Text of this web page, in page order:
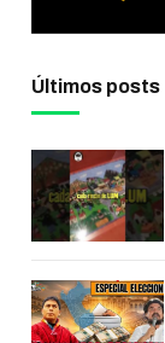
Últimos posts